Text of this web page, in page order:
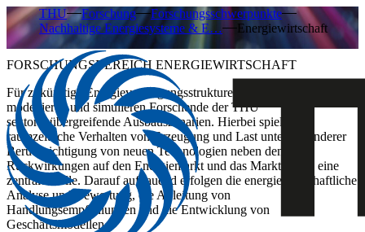
THU Forschung
Forschungsschwerpunkte
Nachhaltige Energiesysteme & E…
Energiewirtschaft
FORSCHUNGSBEREICH ENERGIEWIRTSCHAFT
​Für zukünftige Energieversorgungsstrukturen entwickeln,
modellieren und simulieren Forschende der THU
sektorenübergreifende Ausbauszenarien. Hierbei spielt das
raumzeitliche Verhalten von Erzeugung und Last unter besonderer
Berücksichtigung von neuen Technologien neben den
Rückwirkungen auf den Energiemarkt und das Marktdesign eine
zentrale Rolle. Darauf aufbauend erfolgen die energiewirtschaftliche
Analyse und Bewertung, die Ableitung von
Handlungsempfehlungen und die Entwicklung von
Geschäftsmodellen.